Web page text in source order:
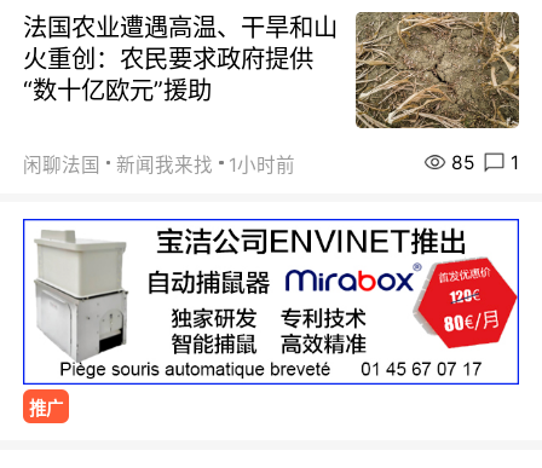
法国农业遭遇高温、干旱和山
火重创：农民要求政府提供
“数十亿欧元”援助
闲聊法国 新闻我来找 1小时前 85 1
推广